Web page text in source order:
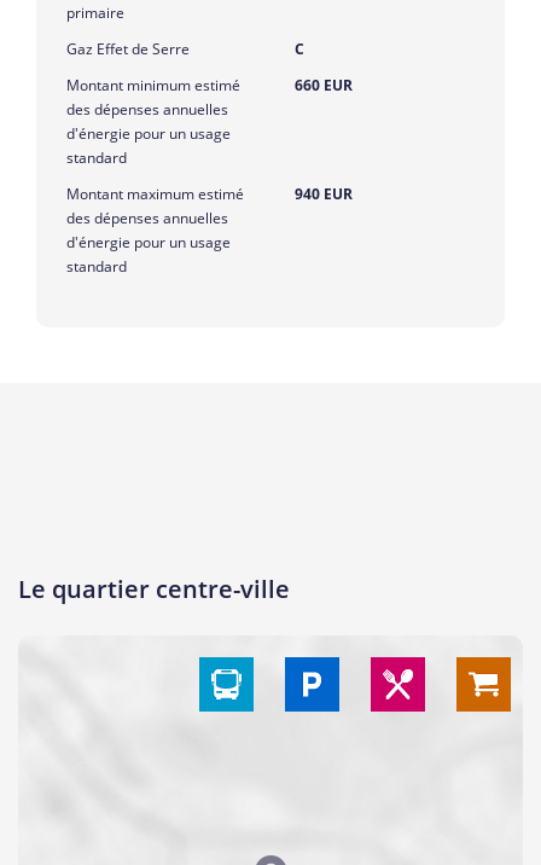
primaire
Gaz Effet de Serre
C
Montant minimum estimé
des dépenses annuelles
d'énergie pour un usage
standard
660 EUR
Montant maximum estimé
des dépenses annuelles
d'énergie pour un usage
standard
940 EUR
Le quartier centre-ville